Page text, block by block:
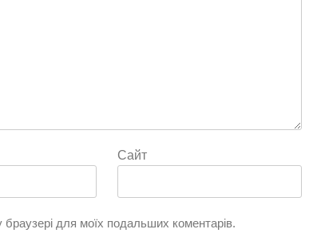
Сайт
для моїх подальших коментарів.